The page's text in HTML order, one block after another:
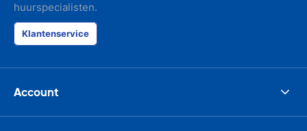
huurspecialisten.
Klantenservice
Account